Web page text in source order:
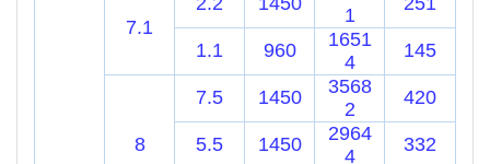
7.1
1
1.1 960
1651
4
145
8
7.5 1450
3568
2
420
5.5 1450
2964
4
332